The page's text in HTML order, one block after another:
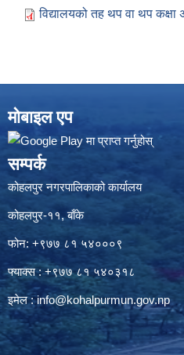
विद्यालयको तह थप वा थप कक्षा
मोबाइल एप
सम्पर्क
कोहलपुर नगरपालिकाको कार्यालय
कोहलपुर-११, बाँके
फोन: +९७७ ८१ ५४०००९
फ्याक्स : +९७७ ८१ ५४०३१८
इमेल :info@kohalpurmun.gov.np